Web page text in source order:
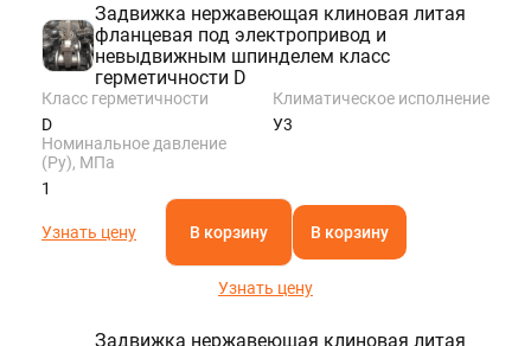
Задвижка нержавеющая клиновая литая
фланцевая под электропривод и
невыдвижным шпинделем класс
герметичности D
Класс герметичности
D
Климатическое исполнение
У3
Номинальное давление
(Ру), МПа
1
Узнать цену В корзину В корзину
Узнать цену
Задвижка нержавеющая клиновая литая